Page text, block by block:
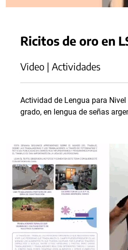
Ricitos de oro en
Video | Actividades
Actividad de Lengua para Nivel
grado, en lengua de señas